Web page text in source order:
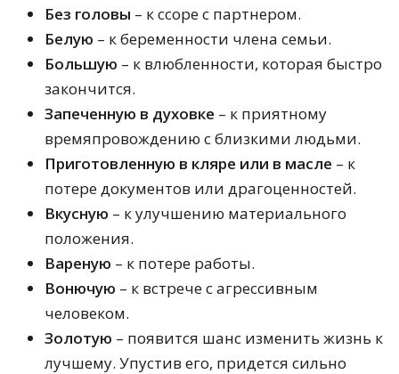
Без головы – к ссоре с партнером.
Белую – к беременности члена семьи.
Большую – к влюбленности, которая быстро
закончится.
Запеченную в духовке – к приятному
времяпровождению с близкими людьми.
Приготовленную в кляре или в масле – к
потере документов или драгоценностей.
Вкусную – к улучшению материального
положения.
Вареную – к потере работы.
Вонючую – к встрече с агрессивным
человеком.
Золотую – появится шанс изменить жизнь к
лучшему. Упустив его, придется сильно